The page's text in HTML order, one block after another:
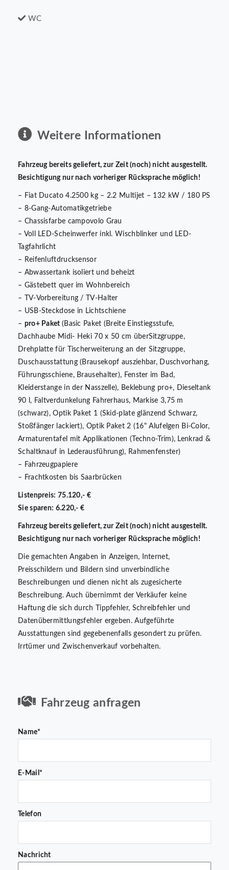
WC
Weitere Informationen
Fahrzeug bereits geliefert, zur Zeit (noch) nicht ausgestellt.
Besichtigung nur nach vorheriger Rücksprache möglich!
– Fiat Ducato 4.2500 kg – 2.2 Multijet – 132 kW / 180 PS
– 8-Gang-Automatikgetriebe
– Chassisfarbe campovolo Grau
– Voll LED-Scheinwerfer inkl. Wischblinker und LED-
Tagfahrlicht
– Reifenluftdrucksensor
– Abwassertank isoliert und beheizt
– Gästebett quer im Wohnbereich
– TV-Vorbereitung / TV-Halter
– USB-Steckdose in Lichtschiene
– pro+ Paket (Basic Paket (Breite Einstiegsstufe,
Dachhaube Midi- Heki 70 x 50 cm überSitzgruppe,
Drehplatte für Tischerweiterung an der Sitzgruppe,
Duschausstattung (Brausekopf ausziehbar, Duschvorhang,
Führungsschiene, Brausehalter), Fenster im Bad,
Kleiderstange in der Nasszelle), Beklebung pro+, Dieseltank
90 l, Faltverdunkelung Fahrerhaus, Markise 3,75 m
(schwarz), Optik Paket 1 (Skid-plate glänzend Schwarz,
Stoßfänger lackiert), Optik Paket 2 (16" Alufelgen Bi-Color,
Armaturentafel mit Applikationen (Techno-Trim), Lenkrad &
Schaltknauf in Lederausführung), Rahmenfenster)
– Fahrzeugpapiere
– Frachtkosten bis Saarbrücken
Listenpreis: 75.120,- €
Sie sparen: 6.220,- €
Fahrzeug bereits geliefert, zur Zeit (noch) nicht ausgestellt.
Besichtigung nur nach vorheriger Rücksprache möglich!
Die gemachten Angaben in Anzeigen, Internet,
Preisschildern und Bildern sind unverbindliche
Beschreibungen und dienen nicht als zugesicherte
Beschreibung. Auch übernimmt der Verkäufer keine
Haftung die sich durch Tippfehler, Schreibfehler und
Datenübermittlungsfehler ergeben. Aufgeführte
Ausstattungen sind gegebenenfalls gesondert zu prüfen.
Irrtümer und Zwischenverkauf vorbehalten.
Fahrzeug anfragen
Name*
E-Mail*
Telefon
Nachricht